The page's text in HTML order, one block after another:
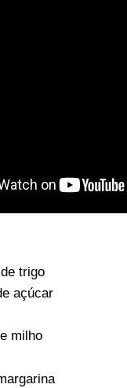
trigo
açúcar
milho